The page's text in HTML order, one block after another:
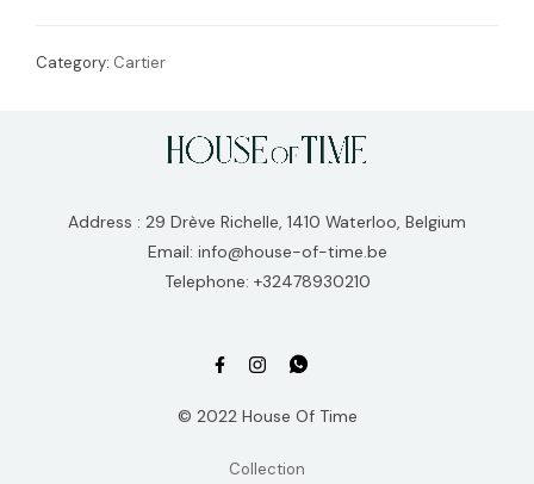
Category: Cartier
Address : 29 Drève Richelle, 1410 Waterloo, Belgium
Email: info@house-of-time.be
Telephone: +32478930210
© 2022 House Of Time
Collection